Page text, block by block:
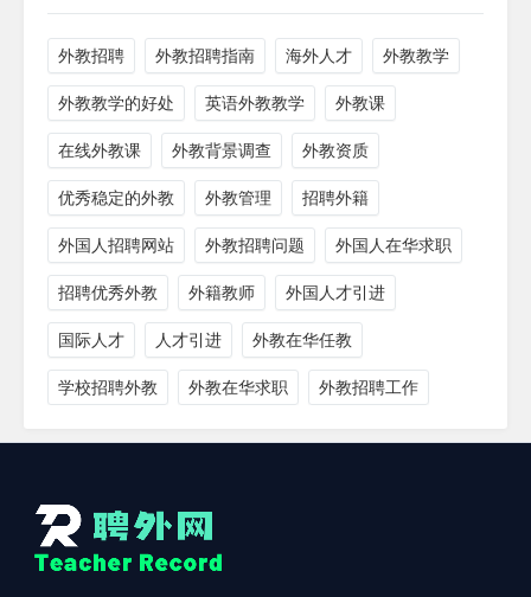
外教招聘 外教招聘指南 海外人才 外教教学
外教教学的好处 英语外教教学 外教课
在线外教课 外教背景调查 外教资质
优秀稳定的外教 外教管理 招聘外籍
外国人招聘网站 外教招聘问题 外国人在华求职
招聘优秀外教 外籍教师 外国人才引进
国际人才 人才引进 外教在华任教
学校招聘外教 外教在华求职 外教招聘工作